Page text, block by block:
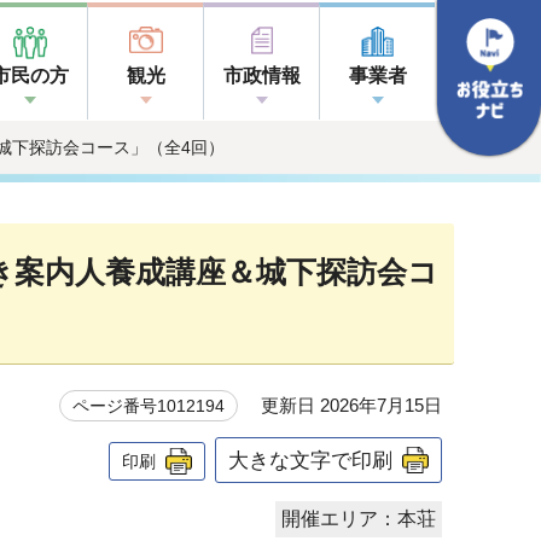
民の方 観光 市政情報 事業者
探訪会コース」（全4回）
内人養成講座＆城下探訪会コ
ページ番号1012194 更新日 2026年7月15日
印刷 大きな文字で印刷
開催エリア：本荘